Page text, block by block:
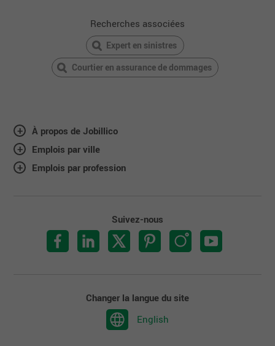
Recherches associées
Expert en sinistres
Courtier en assurance de dommages
À propos de Jobillico
Emplois par ville
Emplois par profession
Suivez-nous
Changer la langue du site
English